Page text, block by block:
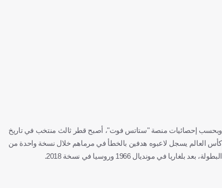
وبحسب إحصائيات منصة "ستاتس فوت"، أصبح قطر ثالث منتخب في تاريخ
كأس العالم يسجل لاعبوه هدفين بالخطأ في مرماهم خلال نسخة واحدة من
البطولة، بعد بلغاريا في مونديال 1966 وروسيا في نسخة 2018.